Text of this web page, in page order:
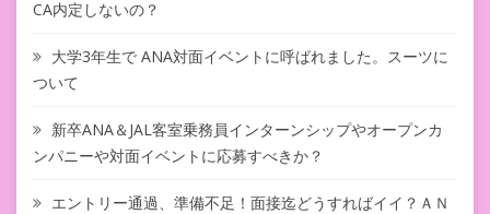
CA内定しないの？
大学3年生で ANA対面イベントに呼ばれました。スーツに
ついて
新卒ANA＆JAL客室乗務員インターンシップやオープンカ
ンパニーや対面イベントに応募すべきか？
エントリー通過、準備不足！面接迄どうすればイイ？ＡＮ